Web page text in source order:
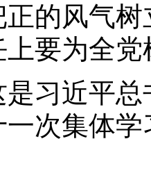
正的风气
上要为全
近平总书
一次集体